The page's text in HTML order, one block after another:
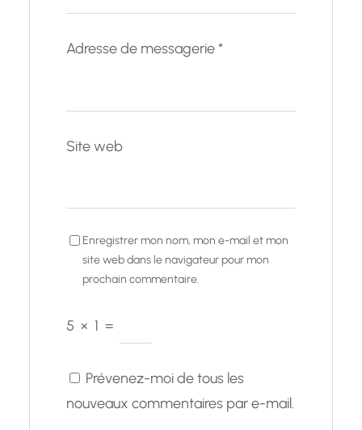
Adresse de messagerie*
Site web
Enregistrer mon nom, mon e-mail et mon
site web dans le navigateur pour mon
prochain commentaire.
5 × 1 =
Prévenez-moi de tous les
nouveaux commentaires par e-mail.